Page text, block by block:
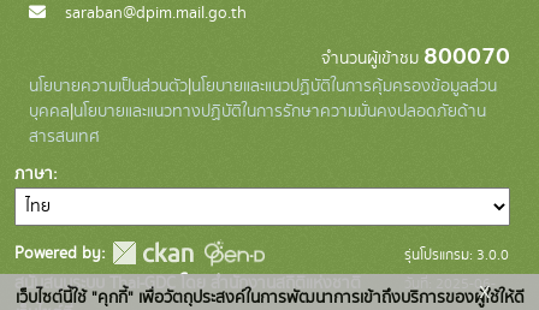
saraban@dpim.mail.go.th
จำนวนผู้เข้าชม 800070
นโยบายความเป็นส่วนตัว|นโยบายและแนวปฏิบัติในการคุ้มครองข้อมูลส่วน
บุคคล|นโยบายและแนวทางปฏิบัติในการรักษาความมั่นคงปลอดภัยด้าน
สารสนเทศ
ภาษา
Powered by:
สนับสนุนระบบ Thai-GDC โดย สำนักงานสถิติแห่งชาติ
รุ่นโปรแกรม: 3.0.0
วันที่: 2025-06-
เว็บไซต์นี้ใช้ "คุกกี้" เพื่อวัตถุประสงค์ในการพัฒนาการเข้าถึงบริการของผู้ใช้ให้ดี
x